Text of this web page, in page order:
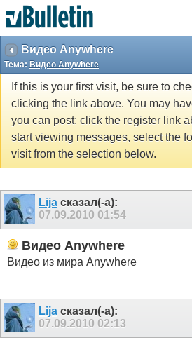
Видео Anywhere
Тема: Видео Anywhere
If this is your first visit, be sure to
clicking the link above. You may
you can post: click the register link
start viewing messages, select the
visit from the selection below.
Lija сказал(-а):
07.09.2010 01:54
Видео Anywhere
Видео из мира Anywhere
Lija сказал(-а):
07.09.2010 02:13